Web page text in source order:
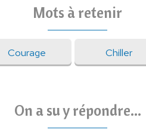
Mots à retenir
Courage Chiller
On a su y répondre...